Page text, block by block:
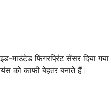
फिंगरप्रिंट सेंसर दिया गया
को काफी बेहतर बनाते हैं।